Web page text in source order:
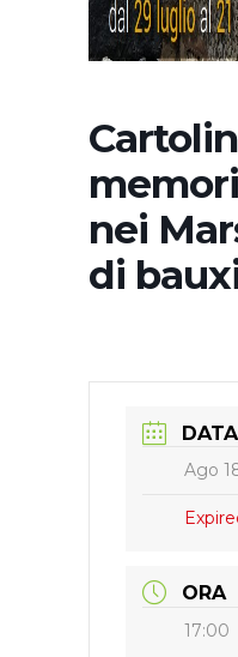
nei
di
DATA
Ago
ORA
17:00